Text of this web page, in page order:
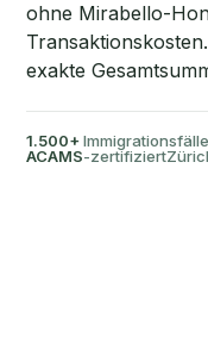
ohne Mirabello-
exakte
1.500+Immigrationsfälle
ACAMS-zertifiziert